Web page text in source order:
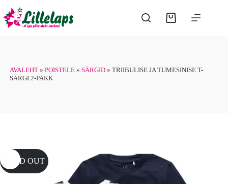
content
Shopping
AVALEHT » POISTELE » SÄRGID » TRIIBULISE JA TUMESINISE T-
SÄRGI 2-PAKK
SOLD OUT